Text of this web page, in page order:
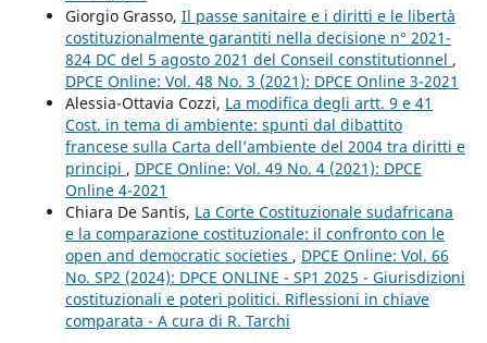
Giorgio Grasso, Il passe sanitaire e i diritti e le libertà
costituzionalmente garantiti nella decisione n° 2021-
824 DC del 5 agosto 2021 del Conseil constitutionnel ,
DPCE Online: Vol. 48 No. 3 (2021): DPCE Online 3-2021
Alessia-Ottavia Cozzi, La modifica degli artt. 9 e 41
Cost. in tema di ambiente: spunti dal dibattito
francese sulla Carta dell’ambiente del 2004 tra diritti e
principi , DPCE Online: Vol. 49 No. 4 (2021): DPCE
Online 4-2021
Chiara De Santis, La Corte Costituzionale sudafricana
e la comparazione costituzionale: il confronto con le
open and democratic societies , DPCE Online: Vol. 66
No. SP2 (2024): DPCE ONLINE - SP1 2025 - Giurisdizioni
costituzionali e poteri politici. Riflessioni in chiave
comparata - A cura di R. Tarchi